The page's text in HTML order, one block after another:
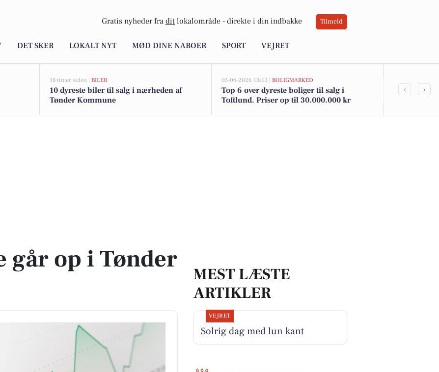
Gratis nyheder fra dit lokalområde - direkte i din indbakke Tilmeld
DET SKER LOKALT NYT MØD DINE NABOER SPORT VEJRET
18 timer siden | BILER
10 dyreste biler til salg i nærheden af
Tønder Kommune
05-08-2026 13:01 | BOLIGMARKED
Top 6 over dyreste boliger til salg i
Toftlund. Priser op til 30.000.000 kr
Toftlunds
‹ ›
går op i Tønder
MEST LÆSTE
ARTIKLER
VEJRET
Solrig dag med lun kant